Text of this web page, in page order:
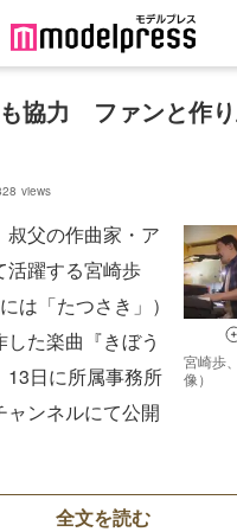
協力　ファンと作
views
宮崎歩
像）
叔父の作曲家・ア
活躍する宮崎歩
は「たつさき」）
た楽曲『きぼう
13日に所属事務所
ャンネルにて公開
全文を読む